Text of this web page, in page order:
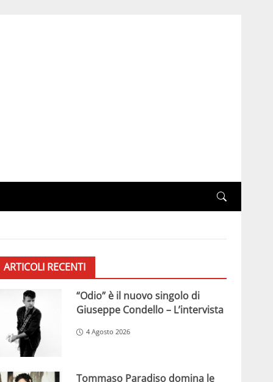
ARTICOLI RECENTI
“Odio” è il nuovo singolo di
Giuseppe Condello – L’intervista
4 Agosto 2026
Tommaso Paradiso domina le